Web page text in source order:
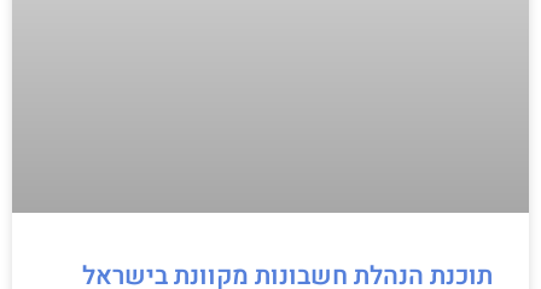
תוכנת הנהלת חשבונות מקוונת בישראל